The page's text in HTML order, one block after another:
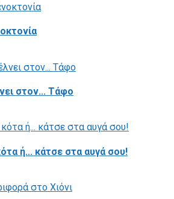
στον... Τάφο
ή... κάτσε στα αυγά σου!